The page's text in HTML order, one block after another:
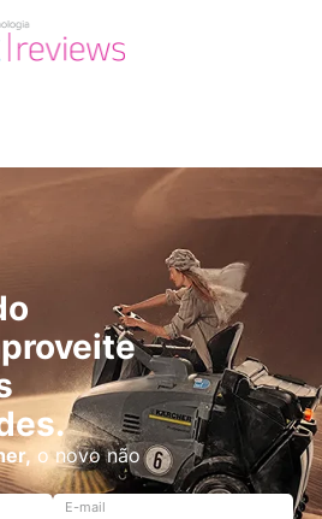
o novo não
E-mail